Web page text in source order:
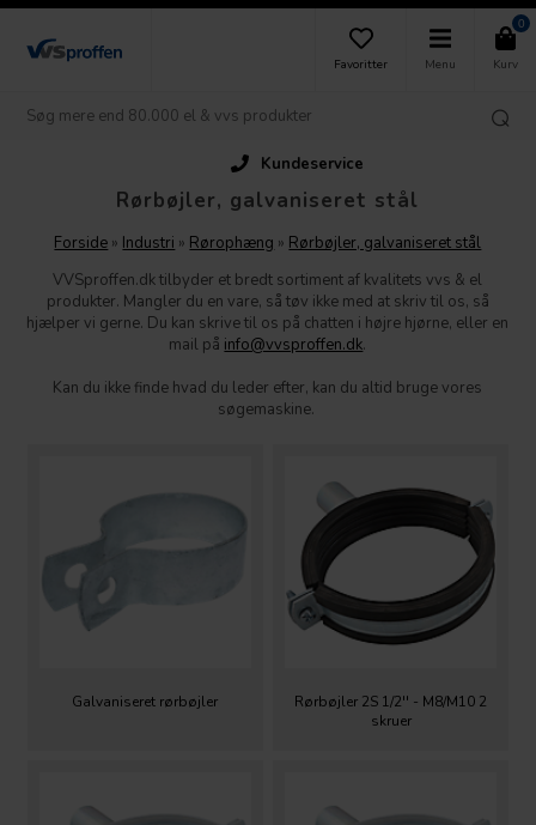
Favoritter Menu
0
Kurv
Kundeservice
Rørbøjler, galvaniseret stål
Forside » Industri » Rørophæng » Rørbøjler, galvaniseret stål
VVSproffen.dk tilbyder et bredt sortiment af kvalitets vvs & el
produkter. Mangler du en vare, så tøv ikke med at skriv til os, så
hjælper vi gerne. Du kan skrive til os på chatten i højre hjørne, eller en
mail på info@vvsproffen.dk.
Kan du ikke finde hvad du leder efter, kan du altid bruge vores
søgemaskine.
Galvaniseret rørbøjler
Rørbøjler 2S 1/2'' - M8/M10 2
skruer